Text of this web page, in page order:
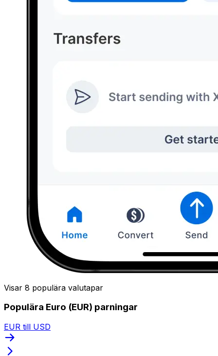
Visar 8 populära valutapar
Populära Euro (EUR) parningar
EUR till USD